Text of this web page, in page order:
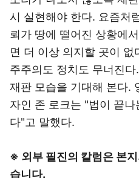
시 실현해야 한다. 요즘처
뢰가 땅에 떨어진 상황에
면 더 이상 의지할 곳이 없
주주의도 정치도 무너진
재판 모습을 기대해 본다.
자인 존 로크는 "법이 끝
다"고 말했다.
※ 외부 필진의 칼럼은 본
습니다.